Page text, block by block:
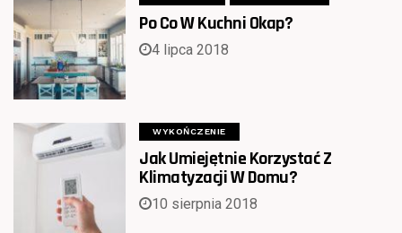
Po Co W Kuchni Okap?
4 lipca 2018
WYKOŃCZENIE
Jak Umiejętnie Korzystać Z
Klimatyzacji W Domu?
10 sierpnia 2018